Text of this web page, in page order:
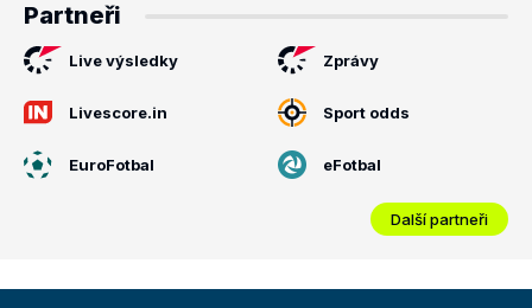
Partneři
Live výsledky Zprávy
Livescore.in Sport odds
EuroFotbal eFotbal
Další partneři